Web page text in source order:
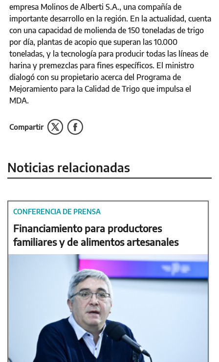
empresa Molinos de Alberti S.A., una compañía de
importante desarrollo en la región. En la actualidad, cuenta
con una capacidad de molienda de 150 toneladas de trigo
por día, plantas de acopio que superan las 10.000
toneladas, y la tecnología para producir todas las líneas de
harina y premezclas para fines específicos. El ministro
dialogó con su propietario acerca del Programa de
Mejoramiento para la Calidad de Trigo que impulsa el
MDA.
Compartir
Noticias relacionadas
CONFERENCIA DE PRENSA
Financiamiento para productores
familiares y de alimentos artesanales